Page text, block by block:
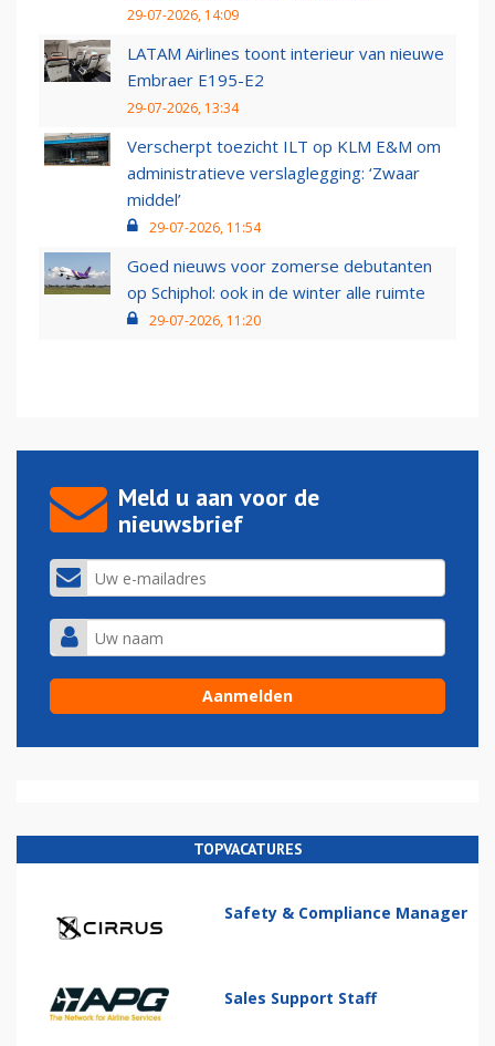
29-07-2026, 14:09
LATAM Airlines toont interieur van nieuwe
Embraer E195-E2
29-07-2026, 13:34
Verscherpt toezicht ILT op KLM E&M om
administratieve verslaglegging: ‘Zwaar
middel’
29-07-2026, 11:54
Goed nieuws voor zomerse debutanten
op Schiphol: ook in de winter alle ruimte
29-07-2026, 11:20
Meld u aan voor de
nieuwsbrief
TOPVACATURES
Safety & Compliance Manager
Sales Support Staff